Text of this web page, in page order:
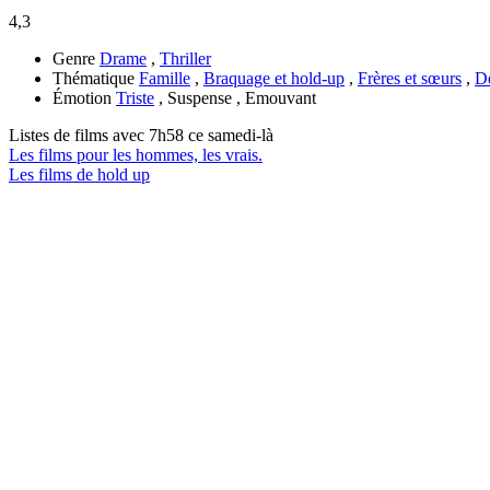
4,3
Genre Drame , Thriller
Thématique Famille , Braquage et hold-up , Frères et sœurs ,
Émotion Triste , Suspense , Emouvant
Listes de films avec 7h58 ce samedi-là
Les films pour les hommes, les vrais.
Les films de hold up